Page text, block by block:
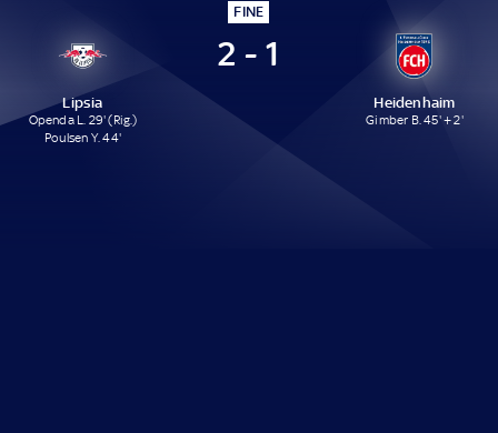
FINE
Lipsia
Openda L. 29' (Rig.)
Poulsen Y. 44'
2 - 1
Heidenhaim
Gimber B. 45' + 2'